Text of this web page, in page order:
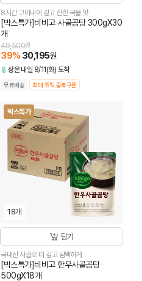
8시간 고아내어 깊고 진한 국물 맛
[박스특가]비비고 사골곰탕 300gX30
개
49,500원
39% 30,195원
상온 내일 8/11(화) 도착
무료배송 최대 15% 중복쿠폰
박스특가
18개
담기
국내산 사골로 더 깊고 담백하게
[박스특가]비비고 한우사골곰탕
500gX18개